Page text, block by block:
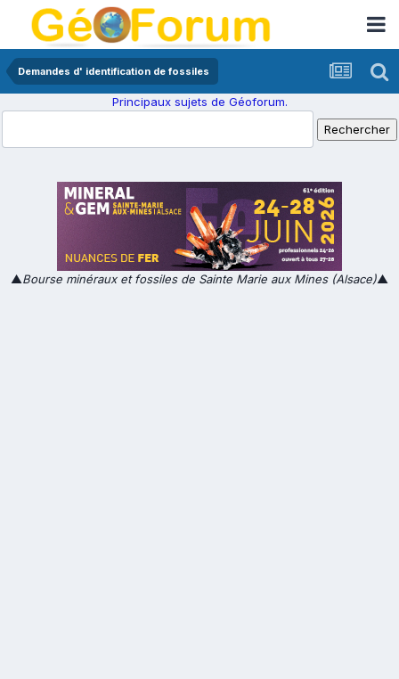
Demandes d' identification de fossiles
Principaux sujets de Géoforum.
▲Bourse minéraux et fossiles de Sainte Marie aux Mines (Alsace)▲